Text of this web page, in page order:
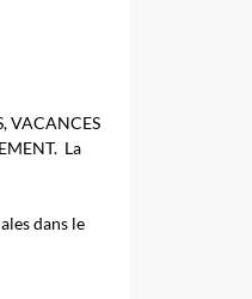
VACANCES
La
dans le